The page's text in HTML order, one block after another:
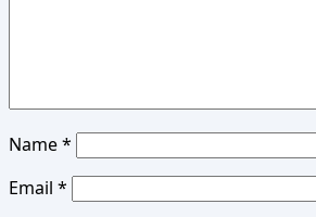
Name*
Email *